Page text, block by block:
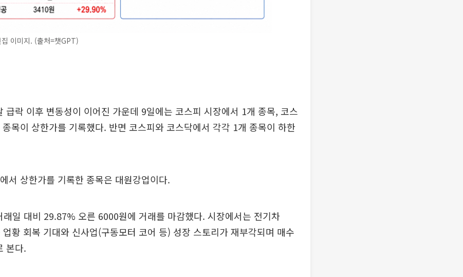
이미지. (출처=챗GPT)
급락 이후 변동성이 이어진 가운데 9일에는 코스피 시장에서 1개 종목, 코스
목이 상한가를 기록했다. 반면 코스피와 코스닥에서 각각 1개 종목이 하한
서 상한가를 기록한 종목은 대원강업이다.
래일 대비 29.87% 오른 6000원에 거래를 마감했다. 시장에서는 전기차
업황 회복 기대와 신사업(구동모터 코어 등) 성장 스토리가 재부각되며 매수
본다.